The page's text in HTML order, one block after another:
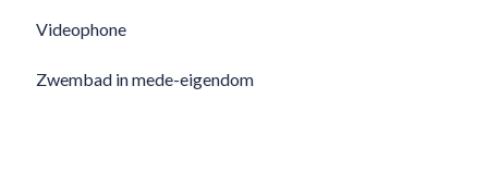
Videophone
Zwembad in mede-eigendom